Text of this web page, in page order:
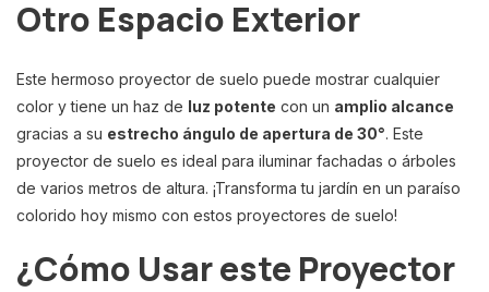
Otro Espacio Exterior
Este hermoso proyector de suelo puede mostrar cualquier
color y tiene un haz de luz potente con un amplio alcance
gracias a su estrecho ángulo de apertura de 30°. Este
proyector de suelo es ideal para iluminar fachadas o árboles
de varios metros de altura. ¡Transforma tu jardín en un paraíso
colorido hoy mismo con estos proyectores de suelo!
¿Cómo Usar este Proyector